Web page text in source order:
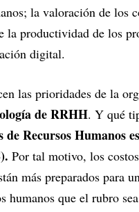
la valoración de
la productividad de los
digital.
las prioridades de la
de RRHH. Y qué
Recursos Humanos
Por tal motivo, los
más preparados para
humanos que el rubro